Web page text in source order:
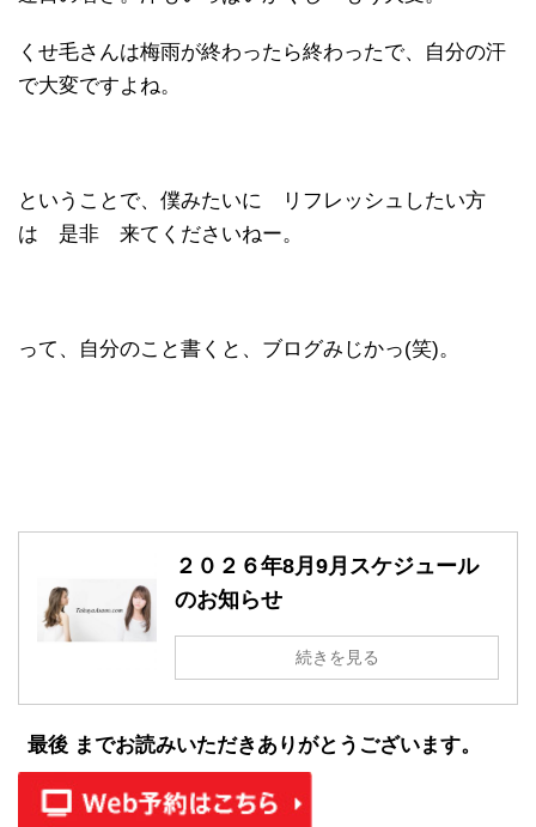
くせ毛さんは梅雨が終わったら終わったで、自分の汗
で大変ですよね。
ということで、僕みたいに リフレッシュしたい方
は 是非 来てくださいねー。
って、自分のこと書くと、ブログみじかっ(笑)。
２０２６年8月9月スケジュール
のお知らせ
続きを見る
最後 までお読みいただきありがとうございます。